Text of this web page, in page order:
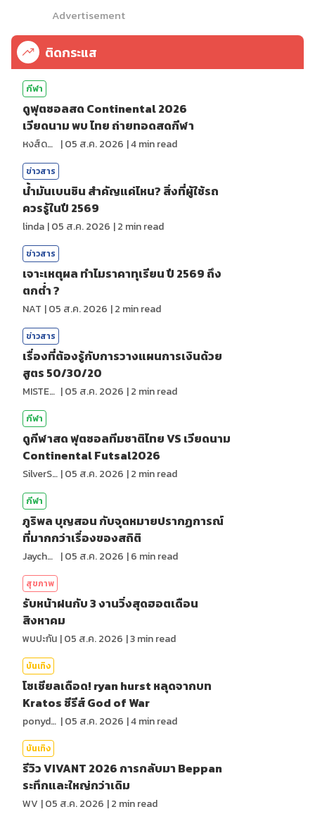
Advertisement
ติดกระแส
กีฬา
ดูฟุตซอลสด Continental 2026
เวียดนาม พบ ไทย ถ่ายทอดสดกีฬา
หงส์ดรุณ |05 ส.ค. 2026 |4min read
ข่าวสาร
น้ำมันเบนซิน สำคัญแค่ไหน? สิ่งที่ผู้ใช้รถ
ควรรู้ในปี 2569
linda |05 ส.ค. 2026 |2 min read
ข่าวสาร
เจาะเหตุผล ทำไมราคาทุเรียน ปี 2569 ถึง
ตกต่ำ ?
NAT |05 ส.ค. 2026 |2 min read
ข่าวสาร
เรื่องที่ต้องรู้กับการวางแผนการเงินด้วย
สูตร 50/30/20
MISTER1997 |05 ส.ค. 2026 |2 min read
กีฬา
ดูกีฬาสด ฟุตซอลทีมชาติไทย VS เวียดนาม
Continental Futsal2026
SilverShark |05 ส.ค. 2026 |2 min read
กีฬา
ภูริพล บุญสอน กับจุดหมายปรากฏการณ์
ที่มากกว่าเรื่องของสถิติ
Jaychou |05 ส.ค. 2026 |6 min read
สุขภาพ
รับหน้าฝนกับ 3 งานวิ่งสุดฮอตเดือน
สิงหาคม
พบปะกัน |05 ส.ค. 2026 |3min read
บันเทิง
โซเชียลเดือด! ryan hurst หลุดจากบท
Kratos ซีรีส์ God of War
ponydiary |05 ส.ค. 2026 |4min read
บันเทิง
รีวิว VIVANT 2026 การกลับมา Beppan
ระทึกและใหญ่กว่าเดิม
WV |05 ส.ค. 2026 |2 min read